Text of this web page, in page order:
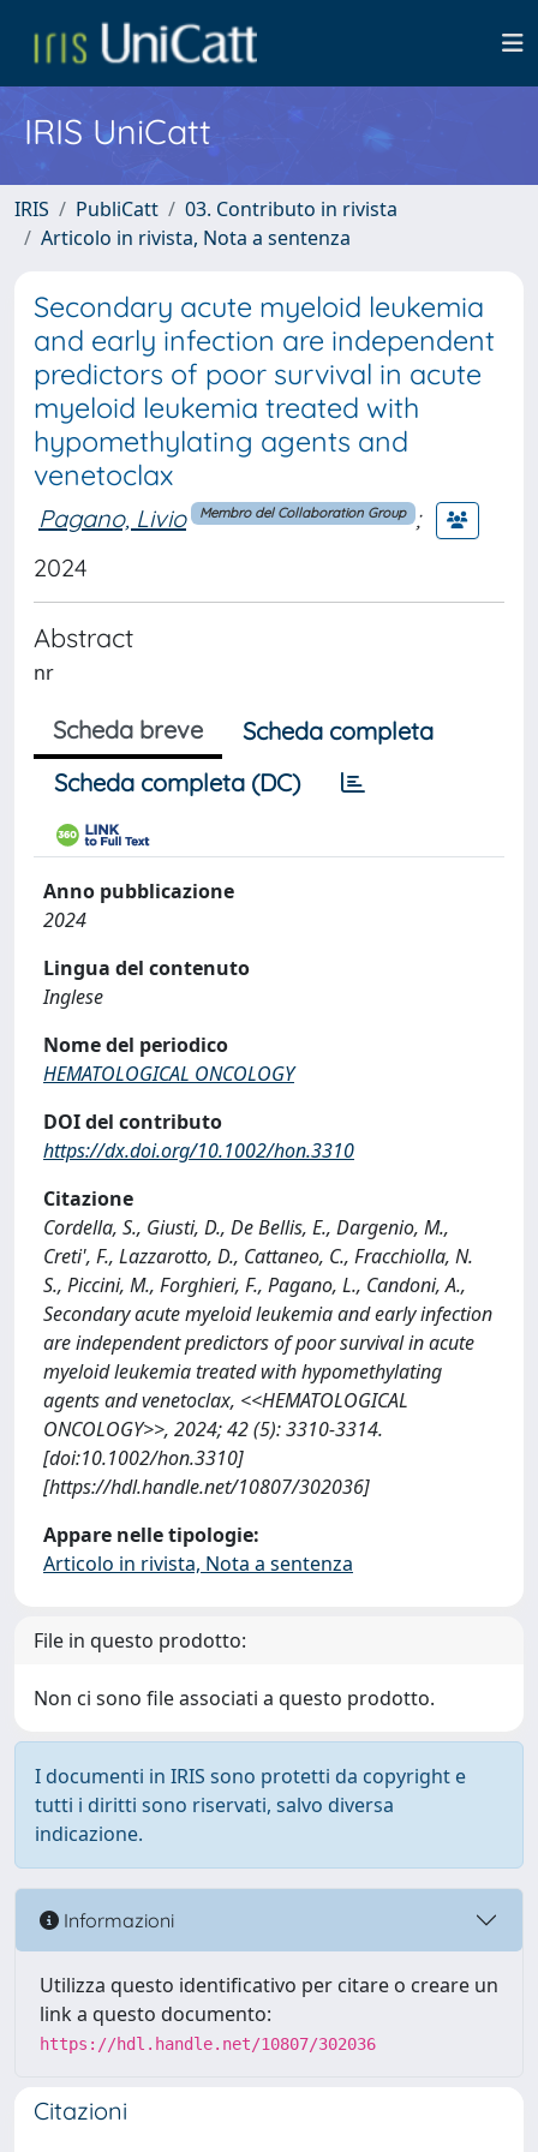
IRIS UniCatt
IRIS PubliCatt
03. Contributo in rivista
Articolo in rivista, Nota a sentenza
Secondary acute myeloid leukemia
and early infection are independent
predictors of poor survival in acute
myeloid leukemia treated with
hypomethylating agents and
venetoclax
Pagano, Livio Membro del Collaboration Group ;
2024
Abstract
nr
Scheda breve
Scheda completa
Scheda completa (DC)
Anno pubblicazione
2024
Lingua del contenuto
Inglese
Nome del periodico
HEMATOLOGICAL ONCOLOGY
DOI del contributo
https://dx.doi.org/10.1002/hon.3310
Citazione
Cordella, S., Giusti, D., De Bellis, E., Dargenio, M.,
Creti', F., Lazzarotto, D., Cattaneo, C., Fracchiolla, N.
S., Piccini, M., Forghieri, F., Pagano, L., Candoni, A.,
Secondary acute myeloid leukemia and early infection
are independent predictors of poor survival in acute
myeloid leukemia treated with hypomethylating
agents and venetoclax, <<HEMATOLOGICAL
ONCOLOGY>>, 2024; 42 (5): 3310-3314.
[doi:10.1002/hon.3310]
[https://hdl.handle.net/10807/302036]
Appare nelle tipologie:
Articolo in rivista, Nota a sentenza
File in questo prodotto:
Non ci sono file associati a questo prodotto.
I documenti in IRIS sono protetti da copyright e
tutti i diritti sono riservati, salvo diversa
indicazione.
Informazioni
Utilizza questo identificativo per citare o creare un
link a questo documento:
https://hdl.handle.net/10807/302036
Citazioni